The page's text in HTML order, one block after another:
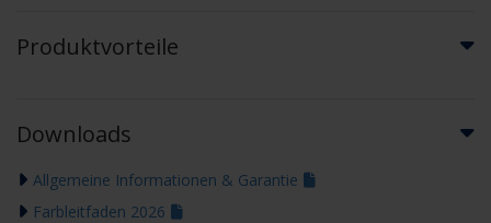
Produktvorteile
Downloads
Allgemeine Informationen & Garantie
Farbleitfaden 2026